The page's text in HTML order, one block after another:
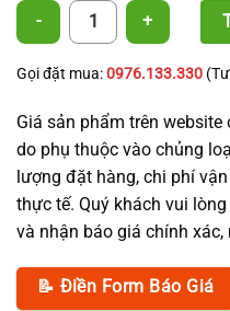
2 Đầu Răng – Nipple số lượng
Gọi đặt mua:0976.133.330
Giá sản phẩm trên
do phụ thuộc vào chủng
lượng đặt hàng, chi phí
thực tế. Quý khách vui
và nhận báo giá chính
📝 Điền Form Báo Giá